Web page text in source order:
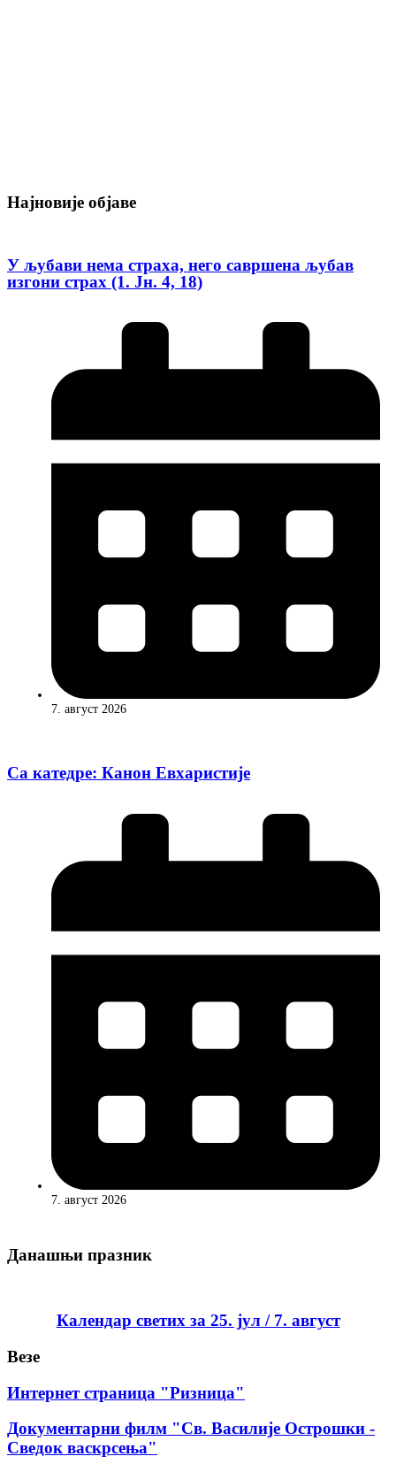
Најновије објаве
У љубави нема страха, него савршена љубав
изгони страх (1. Јн. 4, 18)
7. август 2026
Са катедре: Канон Евхаристије
7. август 2026
Данашњи празник
Календар светих за 25. јул / 7. август
Везе
Интернет страница "Ризница"
Документарни филм "Св. Василије Острошки -
Сведок васкрсења"